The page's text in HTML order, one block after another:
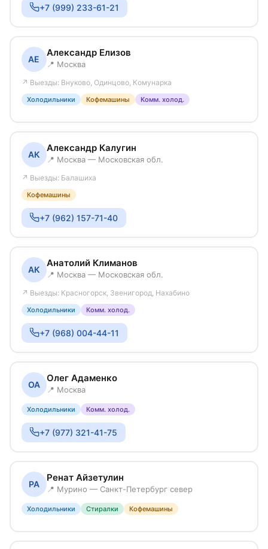
+7 (999) 233-61-21
АЕ
Александр Елизов
📍 Москва
↗ Выезды: Внуково, Одинцово, Комунарка
Холодильники Кофемашины Комм. холод.
АК
Александр Калугин
📍 Москва — Московская обл.
↗ Выезды: Балашиха
Кофемашины
+7 (962) 157-71-40
АК
Анатолий Климанов
📍 Москва — Московская обл.
↗ Выезды: Красногорск, Звенигород, Нахабино
Холодильники Комм. холод.
+7 (968) 004-44-11
ОА
Олег Адаменко
📍 Москва
Холодильники Комм. холод.
+7 (977) 321-41-75
РА
Ренат Айзетулин
📍 Мурино — Санкт-Петербург север
Холодильники Стиралки Кофемашины